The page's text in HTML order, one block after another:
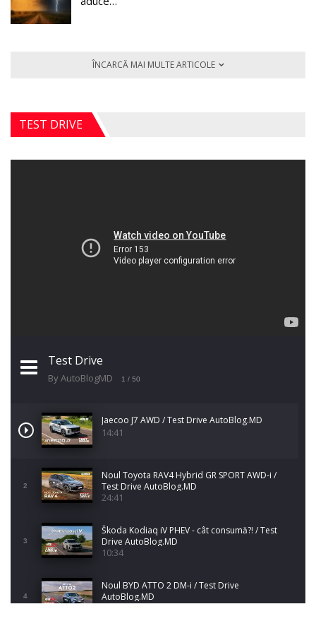
ÎNCARCĂ MAI MULTE ARTICOLE
TEST DRIVE
Test Drive
By AutoBlogMD 1 / 50
Jaecoo J7 AWD / Test Drive AutoBlog.MD
14:41
2
Noul Toyota RAV4 Hybrid GR SPORT AWD-i /
Test Drive AutoBlog.MD
24:41
3
Škoda Kodiaq iV PHEV - cât consumă?! / Test
Drive AutoBlog.MD
10:34
4
Noul BYD ATTO 2 DM-i / Test Drive
AutoBlog.MD
17:35